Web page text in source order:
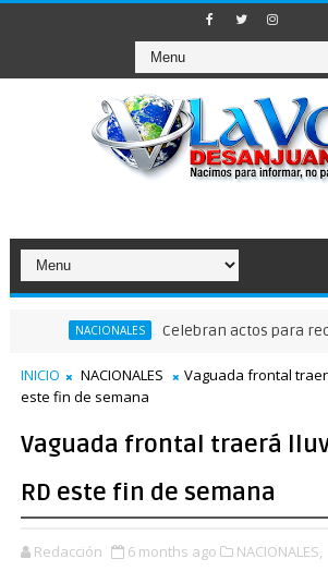
NACIONALES Celebran actos para recordar
INICIO NACIONALES
Vaguada frontal
este fin de semana
Vaguada frontal traerá
RD este fin de semana
Redacción 6 months ago NACIONALES,